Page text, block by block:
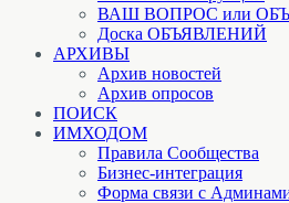
ВАШ ВОПРОС или
Доска ОБЪЯВЛЕНИЙ
АРХИВЫ
Архив новостей
Архив опросов
ПОИСК
ИМХОДОМ
Правила Сообщества
Бизнес-интеграция
Форма связи с